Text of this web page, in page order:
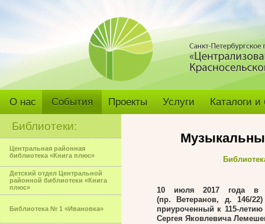
О нас События Проекты Услуги Каталоги
Библиотеки:
Центральная районная
библиотека «Книга плюс»
Детский отдел Центральной
районной библиотеки «Книга
плюс»
Библиотека № 1 «Ивановка»
10 июля 2017 года в
(пр. Ветеранов, д. 146/
приуроченный к 115-
Сергея Яковлевича